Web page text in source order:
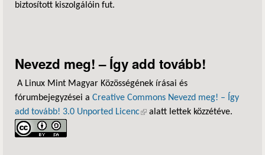
biztosított kiszolgálóin fut.
Nevezd meg! – Így add tovább!
A Linux Mint Magyar Közösségének írásai és
fórumbejegyzései a Creative Commons Nevezd meg! – Így
add tovább! 3.0 Unported Licenc(külső hivatkozás)
alatt lettek közzétéve.